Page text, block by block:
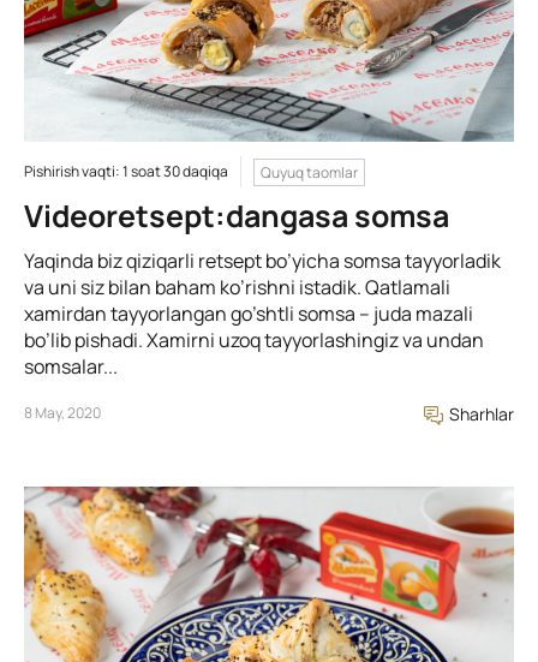
Pishirish vaqti: 1 soat 30 daqiqa Quyuq taomlar
Videoretsept:dangasa somsa
Yaqinda biz qiziqarli retsept bo’yicha somsa tayyorladik
va uni siz bilan baham ko’rishni istadik. Qatlamali
xamirdan tayyorlangan go’shtli somsa – juda mazali
bo’lib pishadi. Xamirni uzoq tayyorlashingiz va undan
somsalar...
8 May, 2020 Sharhlar